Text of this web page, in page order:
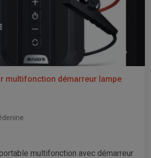
multifonction démarreur lampe
multifonction avec démarreur